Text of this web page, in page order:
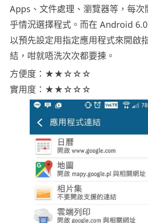
Apps、文件處理、瀏覽器等，每次
乎情況選擇程式。而在 Android
以預先設定用指定應用程式來開啟
結，咁就唔洗次次都要揀。
方便度：★★☆☆☆
實用度：★★☆☆☆